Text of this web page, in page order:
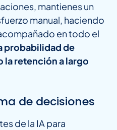
mantienes un
manual, haciendo
en todo el
probabilidad de
la retención a largo
de decisiones
de la IA para